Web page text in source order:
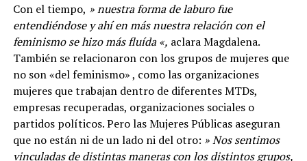
Con el tiempo, » nuestra forma de laburo fue
entendiéndose y ahí en más nuestra relación con el
feminismo se hizo más fluída «, aclara Magdalena.
También se relacionaron con los grupos de mujeres que
no son «del feminismo» , como las organizaciones
mujeres que trabajan dentro de diferentes MTDs,
empresas recuperadas, organizaciones sociales o
partidos políticos. Pero las Mujeres Públicas aseguran
que no están ni de un lado ni del otro: » Nos sentimos
vinculadas de distintas maneras con los distintos grupos,